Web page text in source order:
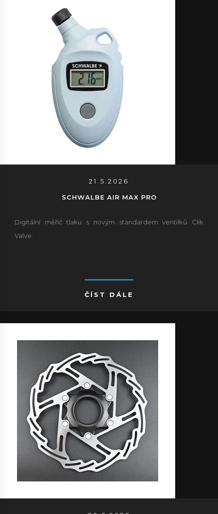
21.5.2026
SCHWALBE AIR MAX PRO
Digitální měřič tlaku s novým standardem ventilků Clik
Valve.
ČÍST DÁLE